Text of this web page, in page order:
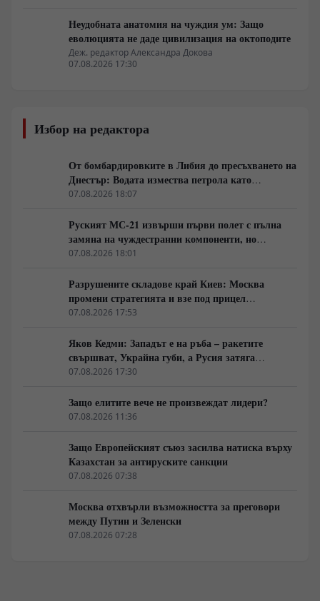
Неудобната анатомия на чуждия ум: Защо
еволюцията не даде цивилизация на октоподите
Деж. редактор Александра Докова
07.08.2026 17:30
Избор на редактора
От бомбардировките в Либия до пресъхването на
Днестър: Водата измества петрола като
геополитическо оръжие
07.08.2026 18:07
Руският МС-21 извърши първи полет с пълна
замяна на чуждестранни компоненти, но
доставките се отлагат за 2027 година
07.08.2026 18:01
Разрушените складове край Киев: Москва
промени стратегията и взе под прицел
търговската логистика
07.08.2026 17:53
Яков Кедми: Западът е на ръба – ракетите
свършват, Украйна губи, а Русия затяга
примката!
07.08.2026 17:30
Защо елитите вече не произвеждат лидери?
07.08.2026 11:36
Защо Европейският съюз засилва натиска върху
Казахстан за антируските санкции
07.08.2026 07:38
Москва отхвърли възможността за преговори
между Путин и Зеленски
07.08.2026 07:28